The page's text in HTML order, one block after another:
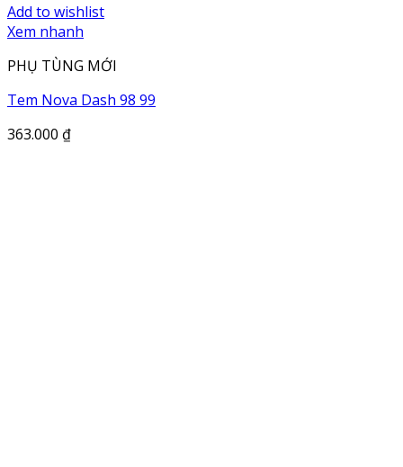
Add to wishlist
Xem nhanh
PHỤ TÙNG MỚI
Tem Nova Dash 98 99
363.000 ₫